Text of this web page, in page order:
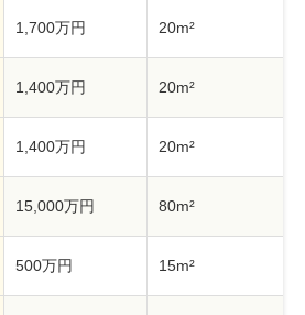
1,700万円 20m²
1,400万円 20m²
1,400万円 20m²
15,000万円 80m²
500万円 15m²